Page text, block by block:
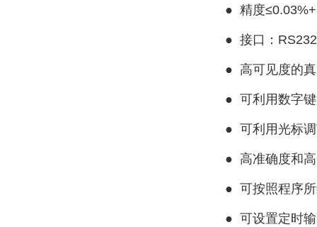
● 精度
● 接口：
● 高可见度的
● 可利用数字
● 可利用光标
● 高准确度和
● 可按照程序
● 可设置定时